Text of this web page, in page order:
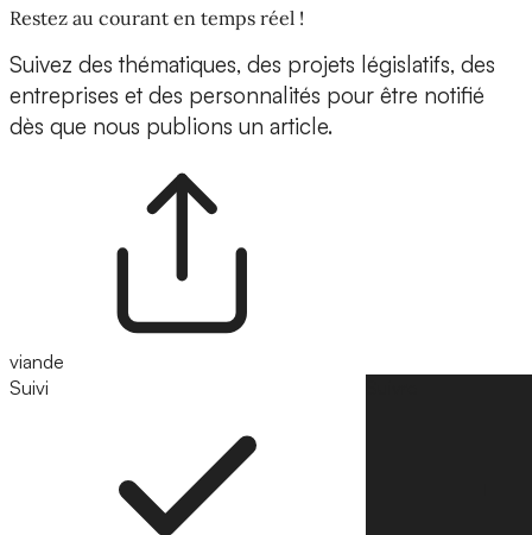
Restez au courant en temps réel !
Suivez des thématiques, des projets législatifs, des
entreprises et des personnalités pour être notifié
dès que nous publions un article.
viande
Suivi